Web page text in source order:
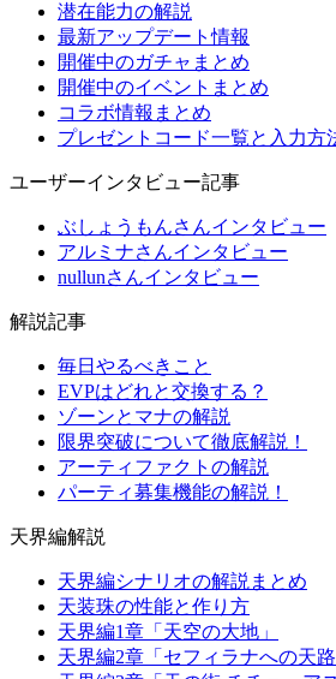
潜在能力の解説
最新アップデート情報
開催中のガチャまとめ
開催中のイベントまとめ
コラボ情報まとめ
プレゼントコード一覧と入力方
ユーザーインタビュー記事
ぶしょうもんさんインタビュー
アルミナさんインタビュー
nullunさんインタビュー
解説記事
毎日やるべきこと
EVPはどれと交換する？
ゾーンとマナの解説
限界突破について徹底解説！
アーティファクトの解説
パーティ募集機能の解説！
天界編解説
天界編シナリオの解説まとめ
天装珠の性能と作り方
天界編1章「天空の大地」
天界編2章「セフィラナへの天路